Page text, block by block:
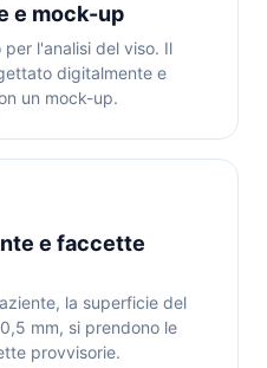
e mock-up
l'analisi del viso. Il
digitalmente e
un mock-up.
e faccette
la superficie del
mm, si prendono le
provvisorie.